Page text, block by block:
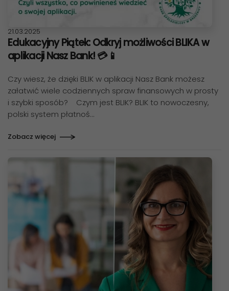
Data publikacji:
21.03.2025
Edukacyjny Piątek: Odkryj możliwości BLIKA w
aplikacji Nasz Bank! 💳📱
Czy wiesz, że dzięki BLIK w aplikacji Nasz Bank możesz
załatwić wiele codziennych spraw finansowych w prosty
i szybki sposób? Czym jest BLIK? BLIK to nowoczesny,
polski system płatnoś…
Zobacz więcej